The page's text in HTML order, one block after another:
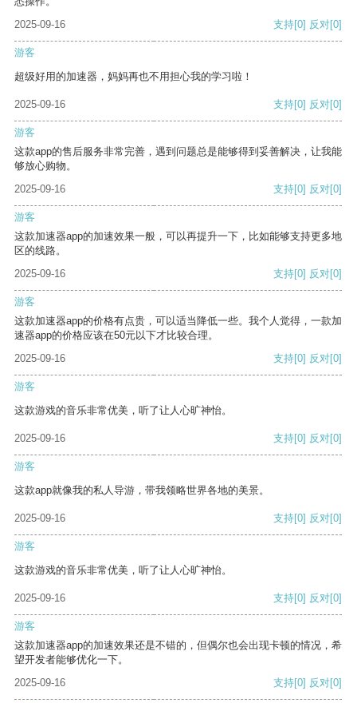
2025-09-16
支持[0] 反对[0]
游客
超级好用的加速器，妈妈再也不用担心我的学习啦！
2025-09-16 支持[0] 反对[0]
游客
这款app的售后服务非常完善，遇到问题总是能够得到妥善解决，让我能
够放心购物。
2025-09-16
支持[0] 反对[0]
游客
这款加速器app的加速效果一般，可以再提升一下，比如能够支持更多地
区的线路。
2025-09-16
支持[0] 反对[0]
游客
这款加速器app的价格有点贵，可以适当降低一些。我个人觉得，一款加
速器app的价格应该在50元以下才比较合理。
2025-09-16
支持[0] 反对[0]
游客
这款游戏的音乐非常优美，听了让人心旷神怡。
2025-09-16 支持[0] 反对[0]
游客
这款app就像我的私人导游，带我领略世界各地的美景。
2025-09-16 支持[0] 反对[0]
游客
这款游戏的音乐非常优美，听了让人心旷神怡。
2025-09-16 支持[0] 反对[0]
游客
这款加速器app的加速效果还是不错的，但偶尔也会出现卡顿的情况，希
望开发者能够优化一下。
2025-09-16
支持[0] 反对[0]